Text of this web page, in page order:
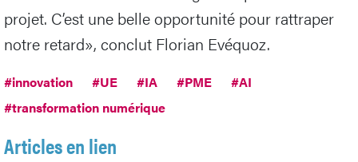
projet. C’est une belle opportunité pour rattraper
notre retard», conclut Florian Evéquoz.
#innovation #UE #IA #PME
#AI
#transformation numérique
Articles en lien